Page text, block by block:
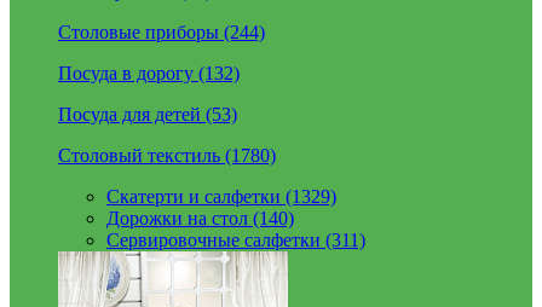
Столовые приборы (244)
Посуда в дорогу (132)
Посуда для детей (53)
Столовый текстиль (1780)
Скатерти и салфетки (1329)
Дорожки на стол (140)
Сервировочные салфетки (311)